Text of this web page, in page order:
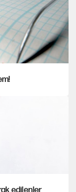
edilenler